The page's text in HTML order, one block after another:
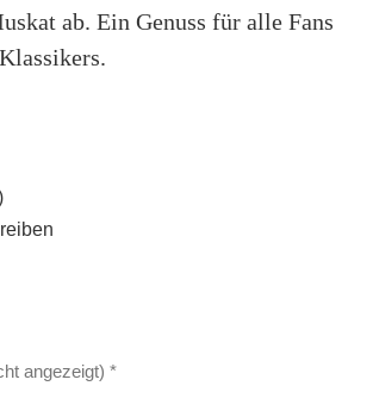
ab. Ein Genuss für alle Fans